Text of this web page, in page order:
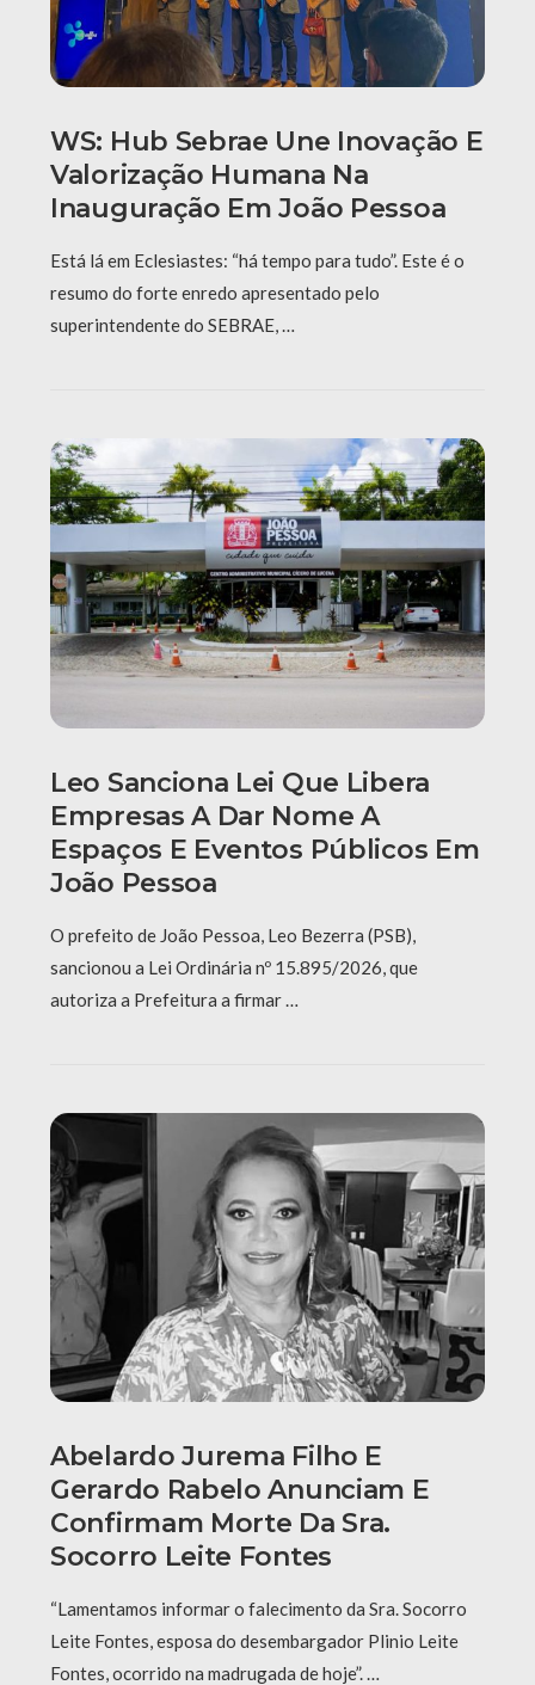
WS: Hub Sebrae Une Inovação E
Valorização Humana Na
Inauguração Em João Pessoa
Está lá em Eclesiastes: “há tempo para tudo”. Este é o
resumo do forte enredo apresentado pelo
superintendente do SEBRAE, …
Leo Sanciona Lei Que Libera
Empresas A Dar Nome A
Espaços E Eventos Públicos Em
João Pessoa
O prefeito de João Pessoa, Leo Bezerra (PSB),
sancionou a Lei Ordinária nº 15.895/2026, que
autoriza a Prefeitura a firmar …
Abelardo Jurema Filho E
Gerardo Rabelo Anunciam E
Confirmam Morte Da Sra.
Socorro Leite Fontes
“Lamentamos informar o falecimento da Sra. Socorro
Leite Fontes, esposa do desembargador Plinio Leite
Fontes, ocorrido na madrugada de hoje”. …